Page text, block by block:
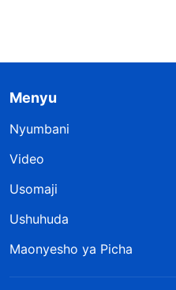
Menyu
Nyumbani
Video
Usomaji
Ushuhuda
Maonyesho ya Picha